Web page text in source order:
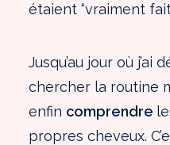
étaient “vraiment
Jusqu’au jour où j’ai
chercher la routine
enfin comprendre
propres cheveux.